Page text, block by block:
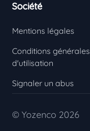
Société
Mentions légales
Conditions générales
d'utilisation
Signaler un abus
© Yozenco 2026